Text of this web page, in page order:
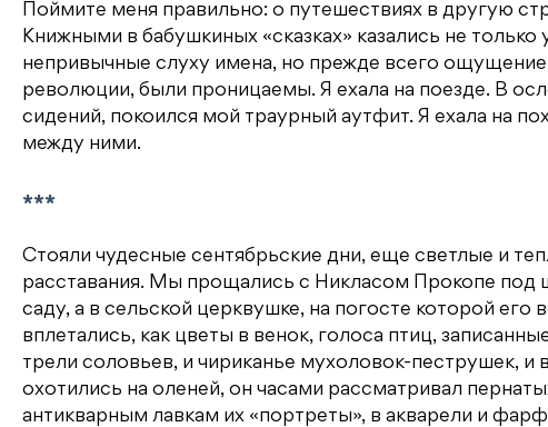
Поймите меня правильно: о путешествиях в другую
Книжными в бабушкиных «сказках» казались не
непривычные слуху имена, но прежде всего
революции, были проницаемы. Я ехала на поезде. В
сидений, покоился мой траурный аутфит. Я ехала на
между ними.
***
Стояли чудесные сентябрьские дни, еще светлые и
расставания. Мы прощались с Никласом Прокопе под
саду, а в сельской церквушке, на погосте которой
вплетались, как цветы в венок, голоса птиц,
трели соловьев, и чириканье мухоловок-пеструшек, и
охотились на оленей, он часами рассматривал
антикварным лавкам их «портреты», в акварели и